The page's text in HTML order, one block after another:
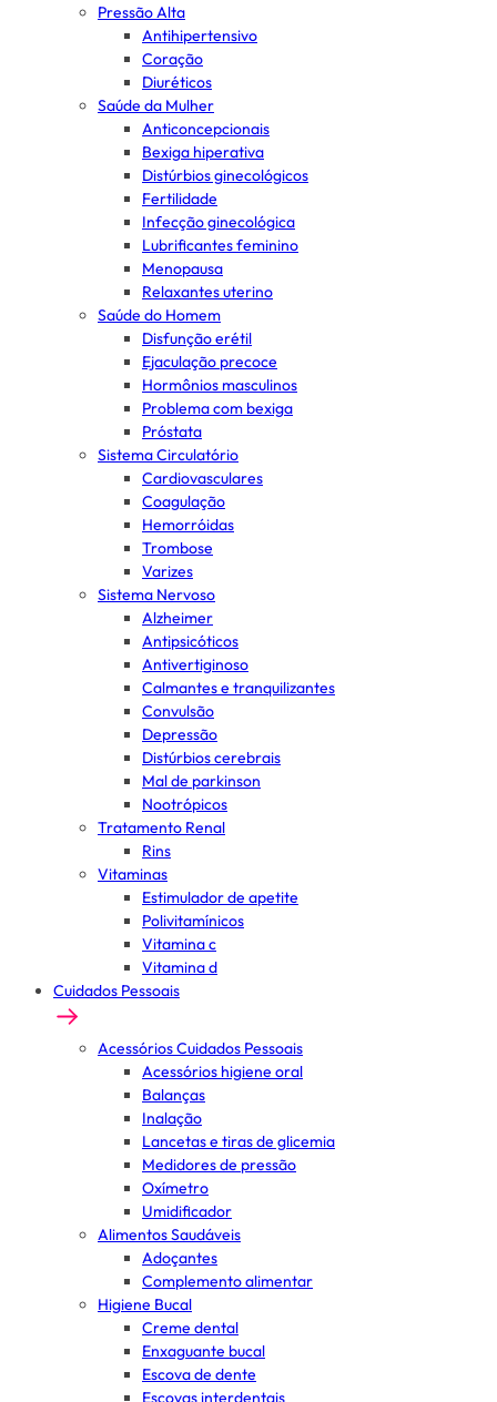
Pressão Alta
Antihipertensivo
Coração
Diuréticos
Saúde da Mulher
Anticoncepcionais
Bexiga hiperativa
Distúrbios ginecológicos
Fertilidade
Infecção ginecológica
Lubrificantes feminino
Menopausa
Relaxantes uterino
Saúde do Homem
Disfunção erétil
Ejaculação precoce
Hormônios masculinos
Problema com bexiga
Próstata
Sistema Circulatório
Cardiovasculares
Coagulação
Hemorróidas
Trombose
Varizes
Sistema Nervoso
Alzheimer
Antipsicóticos
Antivertiginoso
Calmantes e tranquilizantes
Convulsão
Depressão
Distúrbios cerebrais
Mal de parkinson
Nootrópicos
Tratamento Renal
Rins
Vitaminas
Estimulador de apetite
Polivitamínicos
Vitamina c
Vitamina d
Cuidados Pessoais
Acessórios Cuidados Pessoais
Acessórios higiene oral
Balanças
Inalação
Lancetas e tiras de glicemia
Medidores de pressão
Oxímetro
Umidificador
Alimentos Saudáveis
Adoçantes
Complemento alimentar
Higiene Bucal
Creme dental
Enxaguante bucal
Escova de dente
Escovas interdentais